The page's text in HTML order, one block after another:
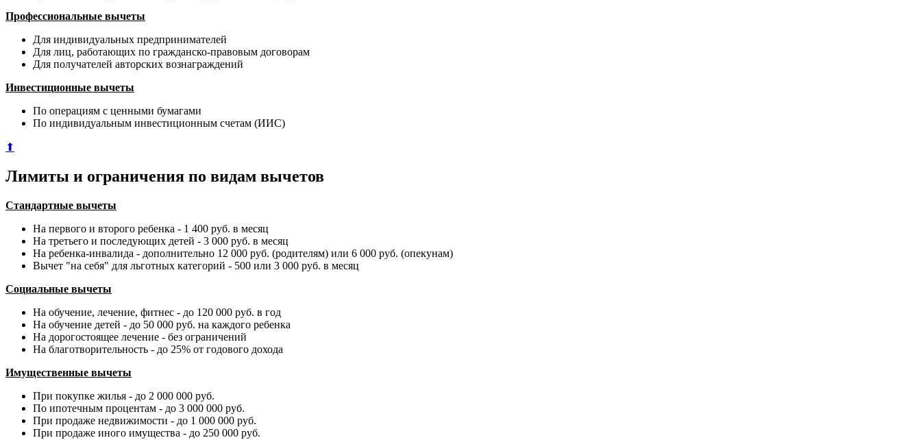
Профессиональные вычеты
Для индивидуальных предпринимателей
Для лиц, работающих по гражданско-правовым договорам
Для получателей авторских вознаграждений
Инвестиционные вычеты
По операциям с ценными бумагами
По индивидуальным инвестиционным счетам (ИИС)
⬆
Лимиты и ограничения по видам вычетов
Стандартные вычеты
На первого и второго ребенка - 1 400 руб. в месяц
На третьего и последующих детей - 3 000 руб. в месяц
На ребенка-инвалида - дополнительно 12 000 руб. (родителям) или 6 000 руб. (опекунам)
Вычет "на себя" для льготных категорий - 500 или 3 000 руб. в месяц
Социальные вычеты
На обучение, лечение, фитнес - до 120 000 руб. в год
На обучение детей - до 50 000 руб. на каждого ребенка
На дорогостоящее лечение - без ограничений
На благотворительность - до 25% от годового дохода
Имущественные вычеты
При покупке жилья - до 2 000 000 руб.
По ипотечным процентам - до 3 000 000 руб.
При продаже недвижимости - до 1 000 000 руб.
При продаже иного имущества - до 250 000 руб.